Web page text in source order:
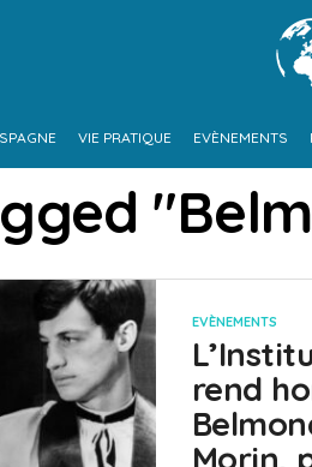
VIE PRATIQUE EVÈNEMENTS
EVÈNEMENTS
rend
Morin,